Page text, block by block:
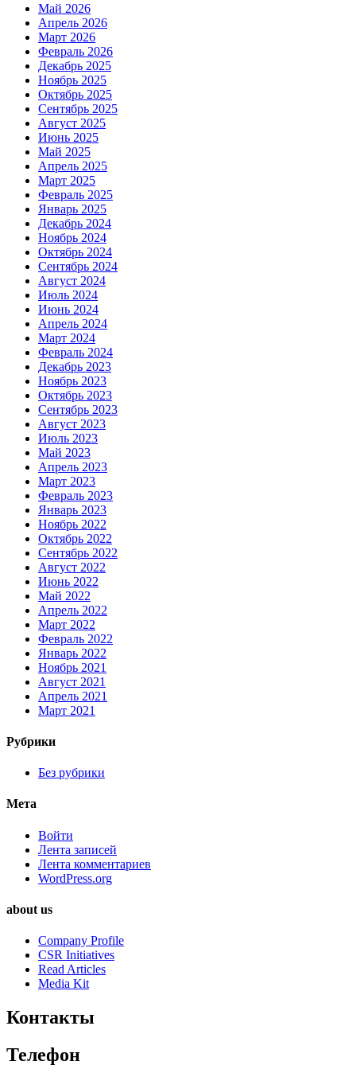
Май 2026
Апрель 2026
Март 2026
Февраль 2026
Декабрь 2025
Ноябрь 2025
Октябрь 2025
Сентябрь 2025
Август 2025
Июнь 2025
Май 2025
Апрель 2025
Март 2025
Февраль 2025
Январь 2025
Декабрь 2024
Ноябрь 2024
Октябрь 2024
Сентябрь 2024
Август 2024
Июль 2024
Июнь 2024
Апрель 2024
Март 2024
Февраль 2024
Декабрь 2023
Ноябрь 2023
Октябрь 2023
Сентябрь 2023
Август 2023
Июль 2023
Май 2023
Апрель 2023
Март 2023
Февраль 2023
Январь 2023
Ноябрь 2022
Октябрь 2022
Сентябрь 2022
Август 2022
Июнь 2022
Май 2022
Апрель 2022
Март 2022
Февраль 2022
Январь 2022
Ноябрь 2021
Август 2021
Апрель 2021
Март 2021
Рубрики
Без рубрики
Мета
Войти
Лента записей
Лента комментариев
WordPress.org
about us
Company Profile
CSR Initiatives
Read Articles
Media Kit
Контакты
Телефон